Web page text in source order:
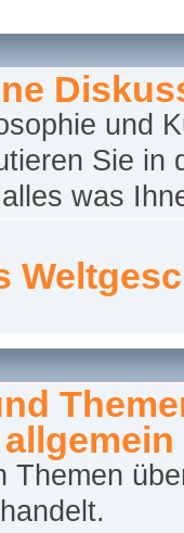
und
Sie in
was
Themen